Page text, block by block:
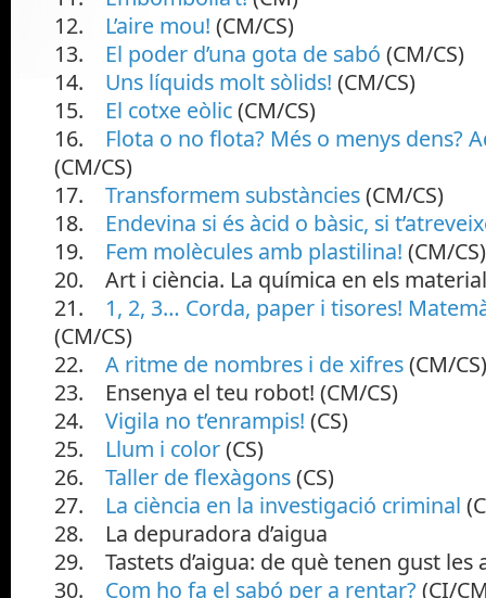
12. L’aire mou! (CM/CS)
13. El poder d’una gota de sabó (CM/CS)
14. Uns líquids molt sòlids! (CM/CS)
15. El cotxe eòlic(CM/CS)
16. Flota o no flota? Més o menys dens?
(CM/CS)
17. Transformem substàncies(CM/CS)
18. Endevina si és àcid o bàsic, si
19. Fem molècules amb plastilina! (CM/CS)
20. Art i ciència. La química en els
21. 1, 2, 3… Corda, paper i tisores!
(CM/CS)
22. A ritme de nombres i de xifres(CM/CS)
23. Ensenya el teu robot! (CM/CS)
24. Vigila no t’enrampis! (CS)
25. Llum i color(CS)
26. Taller de flexàgons(CS)
27. La ciència en la investigació criminal
28. La depuradora d’aigua
29. Tastets d’aigua: de què tenen gust les
30. Com ho fa el sabó per a rentar? (CI/